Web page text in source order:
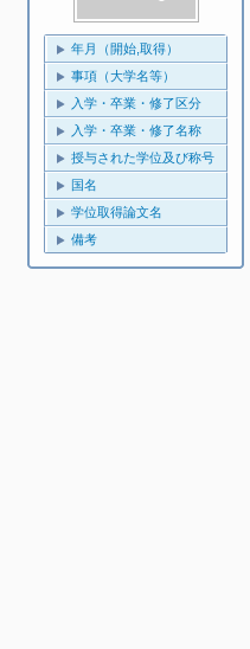
年月（開始,取得）
事項（大学名等）
入学・卒業・修了区分
入学・卒業・修了名称
授与された学位及び称号
国名
学位取得論文名
備考